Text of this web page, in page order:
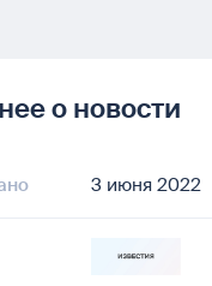
о новости
3 июня 2022